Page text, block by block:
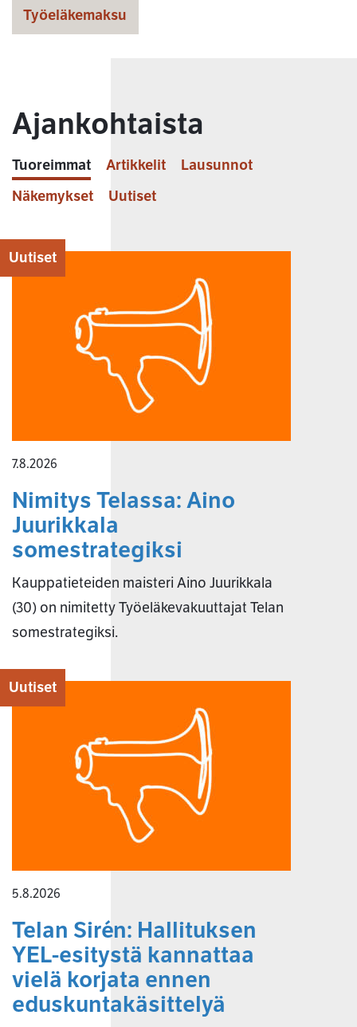
Työeläkemaksu
Ajankohtaista
Tuoreimmat Artikkelit
Lausunnot
Näkemykset
Uutiset
Uutiset
7.8.2026
Nimitys Telassa: Aino
Juurikkala
somestrategiksi
Kauppatieteiden maisteri Aino Juurikkala
(30) on nimitetty Työeläkevakuuttajat Telan
somestrategiksi.
Uutiset
5.8.2026
Telan Sirén: Hallituksen
YEL-esitystä kannattaa
vielä korjata ennen
eduskuntakäsittelyä